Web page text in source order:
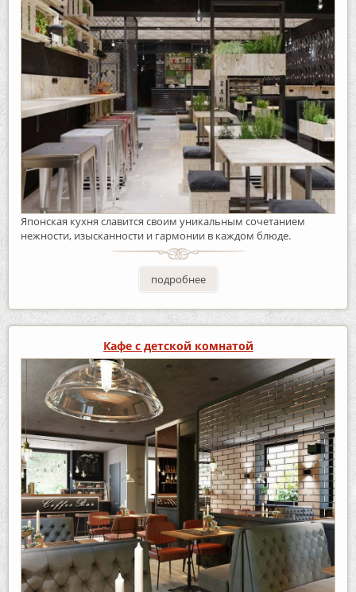
Японская кухня славится своим уникальным сочетанием
нежности, изысканности и гармонии в каждом блюде.
подробнее
Кафе с детской комнатой